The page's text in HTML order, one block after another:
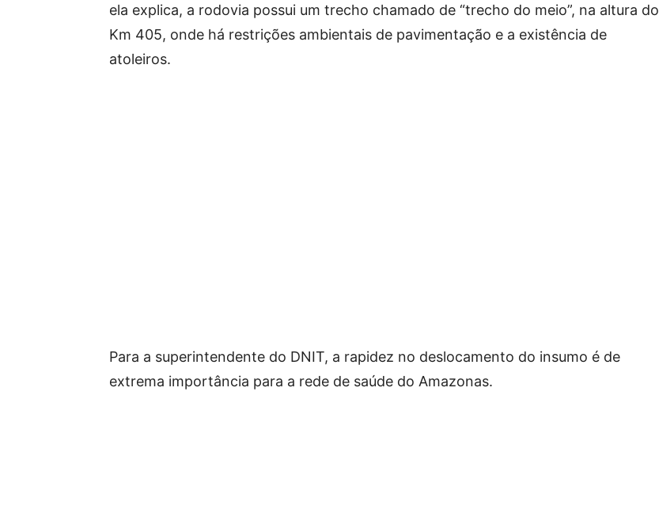
ela explica, a rodovia possui um trecho chamado de “trecho do meio”, na altura do
Km 405, onde há restrições ambientais de pavimentação e a existência de
atoleiros.
Para a superintendente do DNIT, a rapidez no deslocamento do insumo é de
extrema importância para a rede de saúde do Amazonas.